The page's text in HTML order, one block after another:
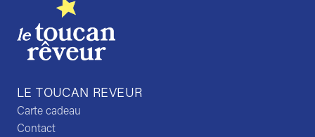
LE TOUCAN REVEUR
Carte cadeau
Contact